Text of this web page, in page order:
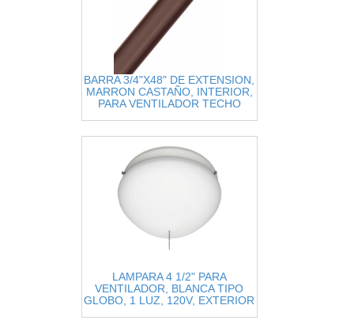
BARRA 3/4"X48" DE EXTENSION,
MARRON CASTAÑO, INTERIOR,
PARA VENTILADOR TECHO
LAMPARA 4 1/2" PARA
VENTILADOR, BLANCA TIPO
GLOBO, 1 LUZ, 120V, EXTERIOR